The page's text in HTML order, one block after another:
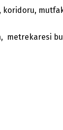
koridoru,
metrekaresi